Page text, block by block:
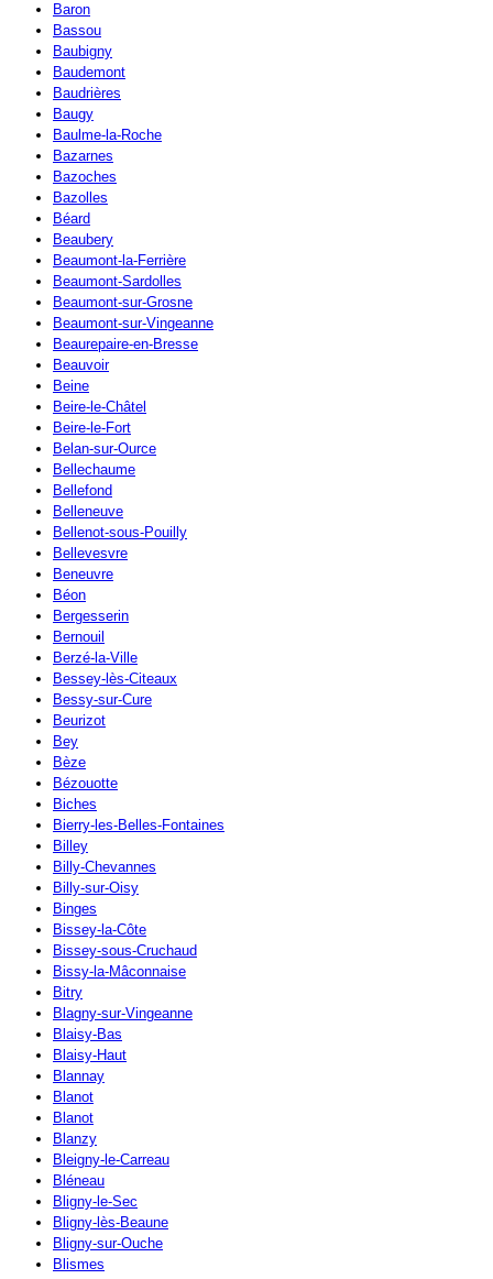
Baron
Bassou
Baubigny
Baudemont
Baudrières
Baugy
Baulme-la-Roche
Bazarnes
Bazoches
Bazolles
Béard
Beaubery
Beaumont-la-Ferrière
Beaumont-Sardolles
Beaumont-sur-Grosne
Beaumont-sur-Vingeanne
Beaurepaire-en-Bresse
Beauvoir
Beine
Beire-le-Châtel
Beire-le-Fort
Belan-sur-Ource
Bellechaume
Bellefond
Belleneuve
Bellenot-sous-Pouilly
Bellevesvre
Beneuvre
Béon
Bergesserin
Bernouil
Berzé-la-Ville
Bessey-lès-Citeaux
Bessy-sur-Cure
Beurizot
Bey
Bèze
Bézouotte
Biches
Bierry-les-Belles-Fontaines
Billey
Billy-Chevannes
Billy-sur-Oisy
Binges
Bissey-la-Côte
Bissey-sous-Cruchaud
Bissy-la-Mâconnaise
Bitry
Blagny-sur-Vingeanne
Blaisy-Bas
Blaisy-Haut
Blannay
Blanot
Blanot
Blanzy
Bleigny-le-Carreau
Bléneau
Bligny-le-Sec
Bligny-lès-Beaune
Bligny-sur-Ouche
Blismes